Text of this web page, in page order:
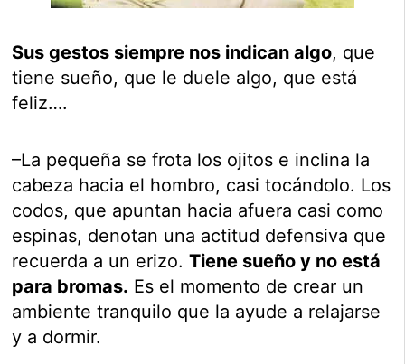
Sus gestos siempre nos indican algo, que
tiene sueño, que le duele algo, que está
feliz….
–La pequeña se frota los ojitos e inclina la
cabeza hacia el hombro, casi tocándolo. Los
codos, que apuntan hacia afuera casi como
espinas, denotan una actitud defensiva que
recuerda a un erizo.Tiene sueño y no está
para bromas. Es el momento de crear un
ambiente tranquilo que la ayude a relajarse
y a dormir.